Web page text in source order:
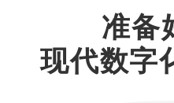
准备
现代数字